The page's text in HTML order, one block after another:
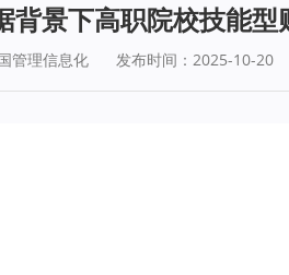
背景下高职院校技能
管理信息化 发布时间：2025-10-20